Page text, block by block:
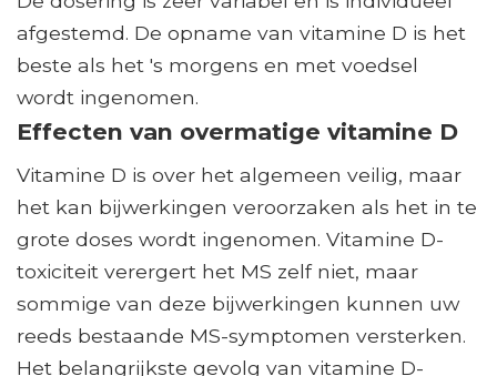
afgestemd. De opname van vitamine D is het
beste als het 's morgens en met voedsel
wordt ingenomen.
Effecten van overmatige vitamine D
Vitamine D is over het algemeen veilig, maar
het kan bijwerkingen veroorzaken als het in te
grote doses wordt ingenomen. Vitamine D-
toxiciteit verergert het MS zelf niet, maar
sommige van deze bijwerkingen kunnen uw
reeds bestaande MS-symptomen versterken.
Het belangrijkste gevolg van vitamine D-